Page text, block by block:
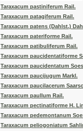
Taraxacum pastiniferum Rail.
Taraxacum patagiferum Rail.
Taraxacum patens (Dahlst.)
Taraxacum pateriforme Rail.
Taraxacum patibuliferum Rail.
Taraxacum paucidentatiforme
Taraxacum paucidentatum
Taraxacum paucijugum Markl.
Taraxacum paucilacerum
Taraxacum paullum Rail.
Taraxacum pectinatiforme H.
Taraxacum pedemontanum
Taraxacum peliogoniatum